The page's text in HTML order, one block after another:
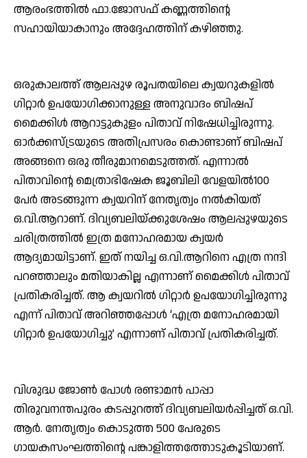
ആരംഭത്തില്‍ ഫാ.ജോസഫ് കണ്ണത്തിന്റെ
സഹായിയാകാനും അദ്ദേഹത്തിന് കഴിഞ്ഞു.
ഒരുകാലത്ത് ആലപ്പുഴ രൂപതയിലെ ക്വയറുകളില്‍
ഗിറ്റാര്‍ ഉപയോഗിക്കാനുള്ള അനുവാദം ബിഷപ്
മൈക്കിള്‍ ആറാട്ടുകുളം പിതാവ് നിഷേധിച്ചിരുന്നു.
ഓര്‍ക്കസ്ട്രയുടെ അതിപ്രസരം കൊണ്ടാണ് ബിഷപ്
അങ്ങനെ ഒരു തീരുമാനമെടുത്തത്. എന്നാല്‍
പിതാവിന്റെ മെത്രാഭിഷേക ജൂബിലി വേളയില്‍100
പേര്‍ അടങ്ങുന്ന ക്വയറിന് നേതൃത്വം നല്‍കിയത്
ഒ.വി.ആറാണ്. ദിവ്യബലിയ്ക്കുശേഷം ആലപ്പുഴയുടെ
ചരിത്രത്തില്‍ ഇത്ര മനോഹരമായ ക്വയര്‍
ആദ്യമായിട്ടാണ്. ഇത് നയിച്ച ഒ.വി.ആറിനെ എത്ര നന്ദി
പറഞ്ഞാലും മതിയാകില്ല എന്നാണ് മൈക്കിള്‍ പിതാവ്
പ്രതികരിച്ചത്. ആ ക്വയറില്‍ ഗിറ്റാര്‍ ഉപയോഗിച്ചിരുന്നു
എന്ന് പിതാവ് അറിഞ്ഞപ്പോള്‍ ‘എത്ര മനോഹരമായി
ഗിറ്റാര്‍ ഉപയോഗിച്ചു’ എന്നാണ് പിതാവ് പ്രതികരിച്ചത്.
വിശുദ്ധ ജോണ്‍ പോള്‍ രണ്ടാമന്‍ പാപ്പാ
തിരുവനന്തപുരം കടപ്പുറത്ത് ദിവ്യബലിയര്‍പ്പിച്ചത് ഒ.വി.
ആര്‍. നേതൃത്വം കൊടുത്ത 500 പേരുടെ
ഗായകസംഘത്തിന്റെ പങ്കാളിത്തത്തോടുകൂടിയാണ്.